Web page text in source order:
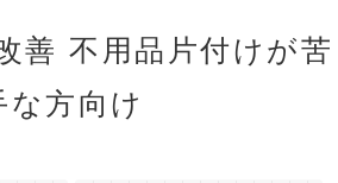
善 不用品片付けが苦
な方向け